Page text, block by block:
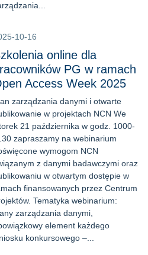
10-16
online dla
PG w ramach
Access Week 2025
zarządzania danymi i otwarte
w projektach NCN We
21 października w godz. 1000-
zapraszamy na webinarium
wymogom NCN
z danymi badawczymi oraz
w otwartym dostępie w
finansowanych przez Centrum
Tematyka webinarium:
zarządzania danymi,
element każdego
konkursowego –...